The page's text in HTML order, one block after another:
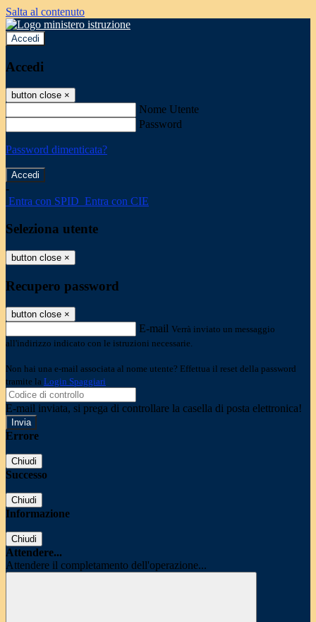
Salta al contenuto
Accedi
Accedi
button close ×
Nome Utente
Password
Password dimenticata?
-
Entra con SPID Entra con CIE
Seleziona utente
button close ×
Recupero password
button close ×
E-mail Verrà inviato un messaggio
all'indirizzo indicato con le istruzioni necessarie.
Non hai una e-mail associata al nome utente? Effettua il reset della password
tramite la Login Spaggiari
E-mail inviata, si prega di controllare la casella di posta elettronica!
Errore
Chiudi
Successo
Chiudi
Informazione
Chiudi
Attendere...
Attendere il completamento dell'operazione...